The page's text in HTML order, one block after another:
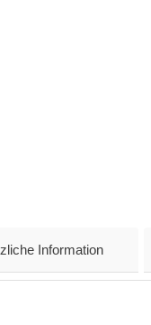
Information